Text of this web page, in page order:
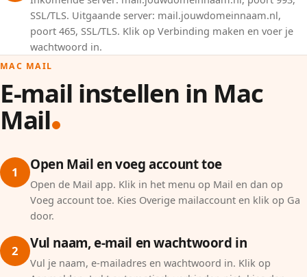
SSL/TLS. Uitgaande server: mail.jouwdomeinnaam.nl,
poort 465, SSL/TLS. Klik op Verbinding maken en voer je
wachtwoord in.
MAC MAIL
E-mail instellen in Mac
Mail
1 Open Mail en voeg account toe
Open de Mail app. Klik in het menu op Mail en dan op
Voeg account toe. Kies Overige mailaccount en klik op Ga
door.
2 Vul naam, e-mail en wachtwoord in
Vul je naam, e-mailadres en wachtwoord in. Klik op